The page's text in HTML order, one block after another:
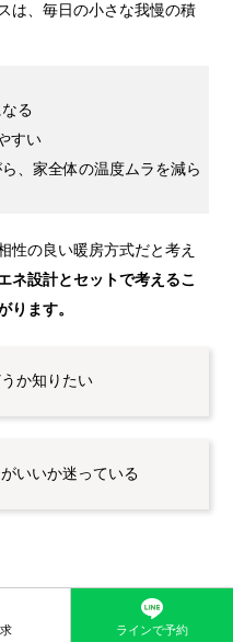
ラインで予約
は、毎日の小さな我慢の積
る
すい
、家全体の温度ムラを減ら
性の良い暖房方式だと考え
ネ設計とセットで考えるこ
ります。
か知りたい
いいか迷っている
ませんか？
そして、興味が
「床下エアコンあり・な